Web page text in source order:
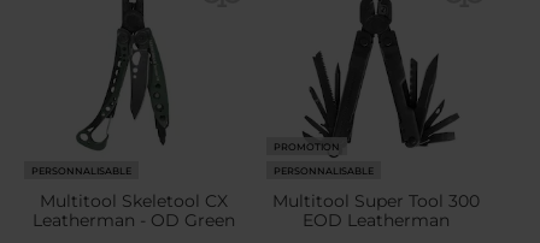
PERSONNALISABLE
Multitool Skeletool CX
Leatherman - OD Green
PROMOTION
PERSONNALISABLE
Multitool Super Tool 300
EOD Leatherman